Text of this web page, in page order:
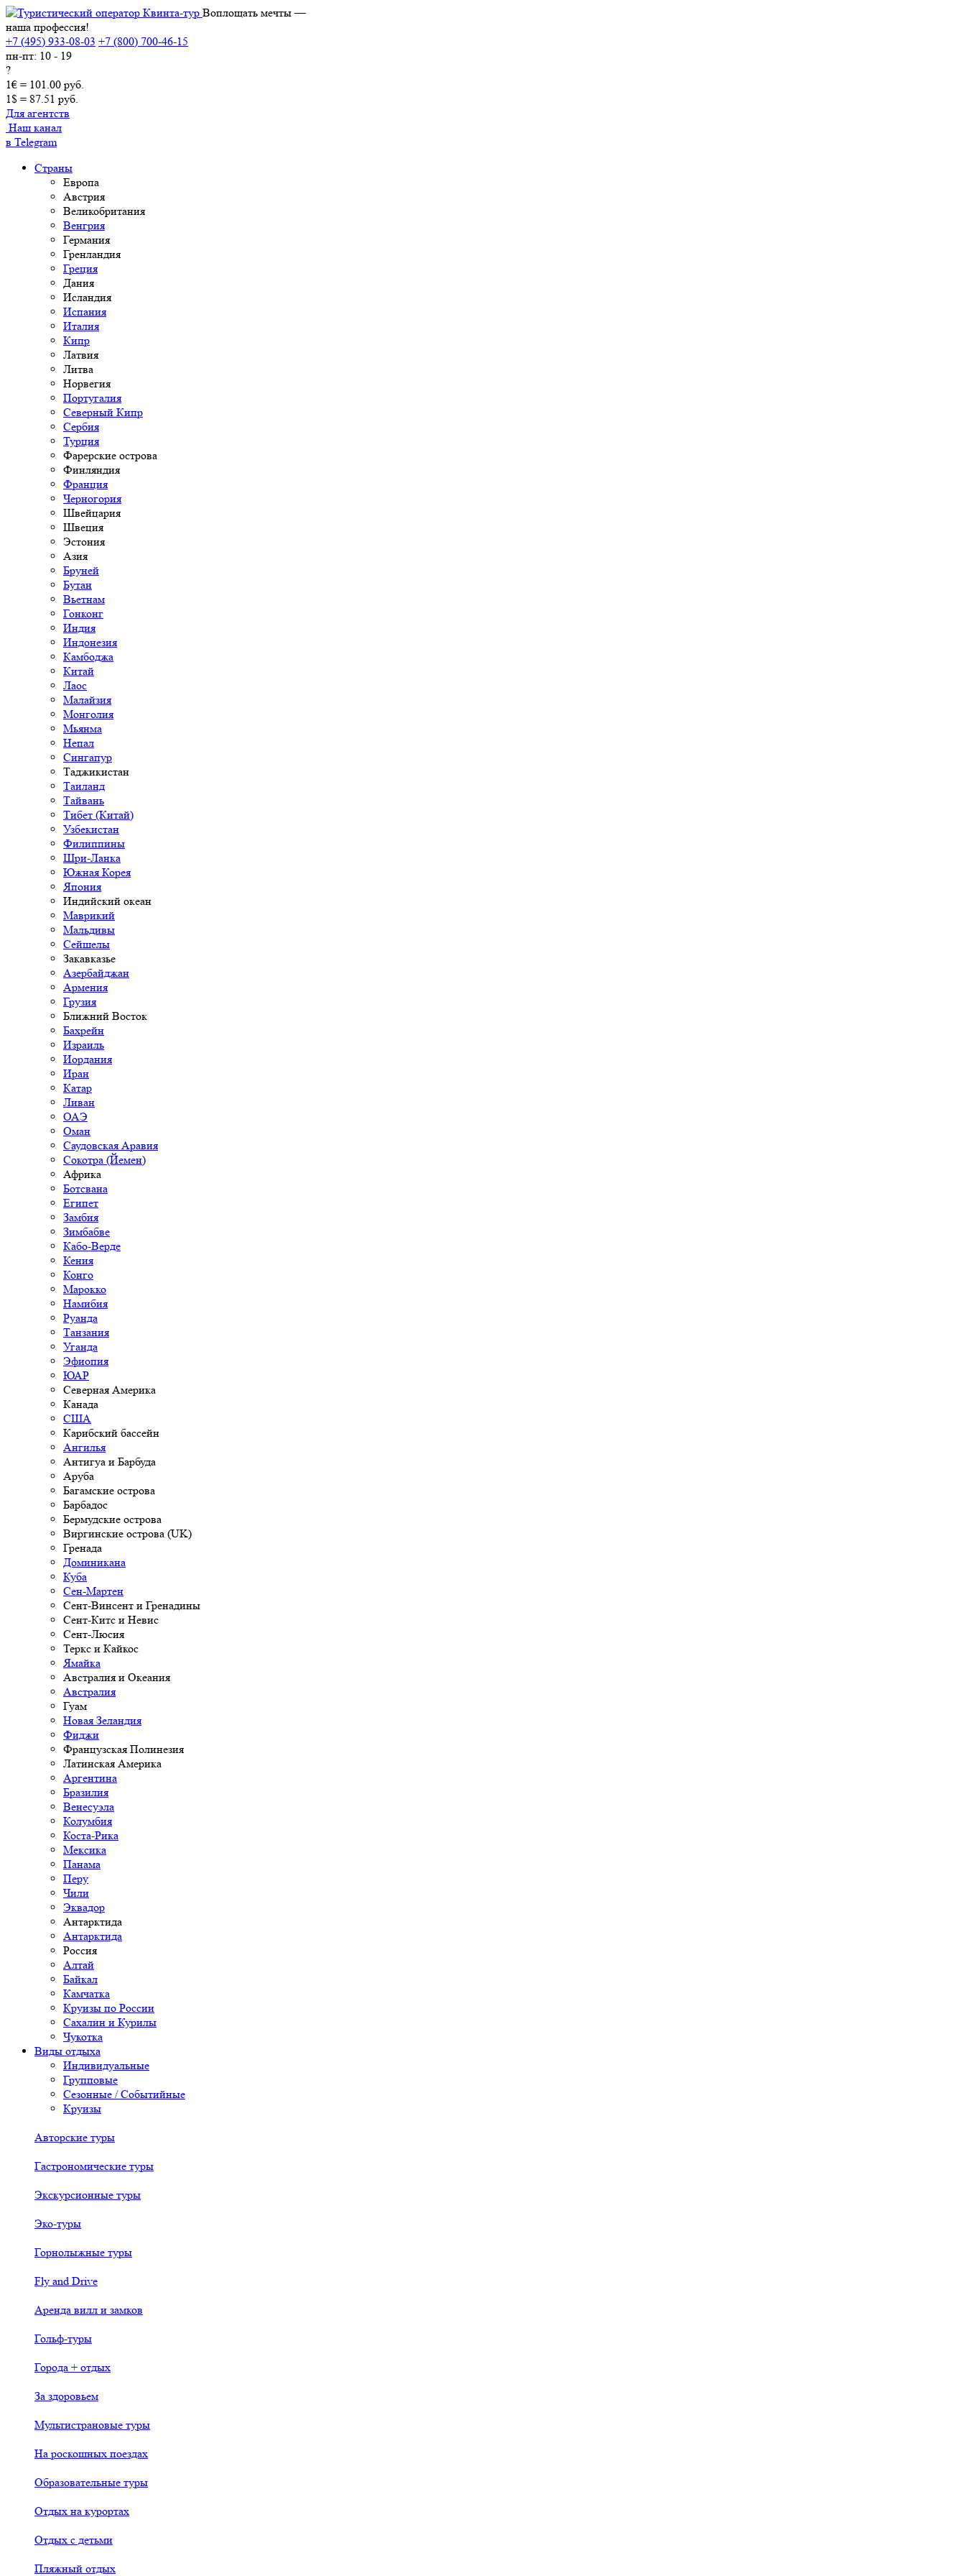
Воплощать мечты —
наша профессия!
+7 (495) 933-08-03 +7 (800) 700-46-15
пн-пт: 10 - 19
?
1€ = 101.00 руб.
1$ = 87.51 руб.
Для агентств
Наш канал
в Telegram
Страны
Европа
Австрия
Великобритания
Венгрия
Германия
Гренландия
Греция
Дания
Исландия
Испания
Италия
Кипр
Латвия
Литва
Норвегия
Португалия
Северный Кипр
Сербия
Турция
Фарерские острова
Финляндия
Франция
Черногория
Швейцария
Швеция
Эстония
Азия
Бруней
Бутан
Вьетнам
Гонконг
Индия
Индонезия
Камбоджа
Китай
Лаос
Малайзия
Монголия
Мьянма
Непал
Сингапур
Таджикистан
Таиланд
Тайвань
Тибет (Китай)
Узбекистан
Филиппины
Шри-Ланка
Южная Корея
Япония
Индийский океан
Маврикий
Мальдивы
Сейшелы
Закавказье
Азербайджан
Армения
Грузия
Ближний Восток
Бахрейн
Израиль
Иордания
Иран
Катар
Ливан
ОАЭ
Оман
Саудовская Аравия
Сокотра (Йемен)
Африка
Ботсвана
Египет
Замбия
Зимбабве
Кабо-Верде
Кения
Конго
Марокко
Намибия
Руанда
Танзания
Уганда
Эфиопия
ЮАР
Северная Америка
Канада
США
Карибский бассейн
Ангилья
Антигуа и Барбуда
Аруба
Багамские острова
Барбадос
Бермудские острова
Виргинские острова (UK)
Гренада
Доминикана
Куба
Сен-Мартен
Сент-Винсент и Гренадины
Сент-Китс и Невис
Сент-Люсия
Теркс и Кайкос
Ямайка
Австралия и Океания
Австралия
Гуам
Новая Зеландия
Фиджи
Французская Полинезия
Латинская Америка
Аргентина
Бразилия
Венесуэла
Колумбия
Коста-Рика
Мексика
Панама
Перу
Чили
Эквадор
Антарктида
Антарктида
Россия
Алтай
Байкал
Камчатка
Круизы по России
Сахалин и Курилы
Чукотка
Виды отдыха
Индивидуальные
Групповые
Сезонные / Событийные
Круизы
Авторские туры
Гастрономические туры
Экскурсионные туры
Эко-туры
Горнолыжные туры
Fly and Drive
Аренда вилл и замков
Гольф-туры
Города + отдых
За здоровьем
Мультистрановые туры
На роскошных поездах
Образовательные туры
Отдых на курортах
Отдых с детьми
Пляжный отдых